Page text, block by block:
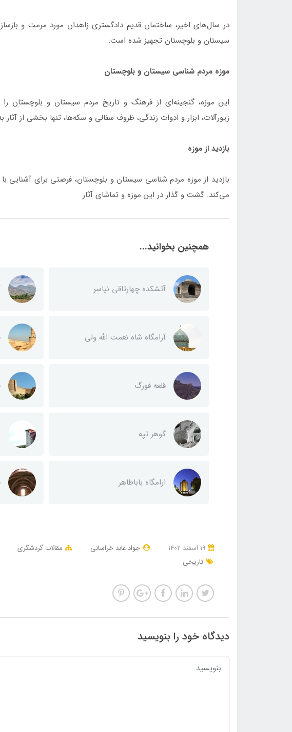
در سال‌های اخیر، ساختمان قديم دادگستري زاهدان مورد مرمت و
سیستان و بلوچستان تجهیز شده است.
موزه مردم شناسی سیستان و بلوچستان
این موزه، گنجینه‌ای از فرهنگ و تاریخ مردم سیستان و
زیورآلات، ابزار و ادوات زندگی، ظروف سفالی و سکه‌ها، تنها بخشی از
بازدید از موزه
بازدید از موزه مردم شناسی سیستان و بلوچستان، فرصتی برای آشنایی
می‌کند. گشت و گذار در این موزه و تماشای آثار
همچنین بخوانید...
آتشکده چهارتاقی نیاسر
آرامگاه شاه نعمت الله ولی
قلعه فورگ
گوهر تپه
ارامگاه باباطاهر
جواد عابد خراسانی
مقالات گردشگری
تاریخی
دیدگاه خود را بنویسید